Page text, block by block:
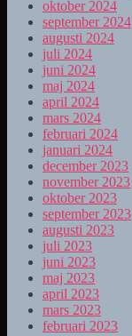
oktober 2024
september 2024
augusti 2024
juli 2024
juni 2024
maj 2024
april 2024
mars 2024
februari 2024
januari 2024
december 2023
november 2023
oktober 2023
september 2023
augusti 2023
juli 2023
juni 2023
maj 2023
april 2023
mars 2023
februari 2023